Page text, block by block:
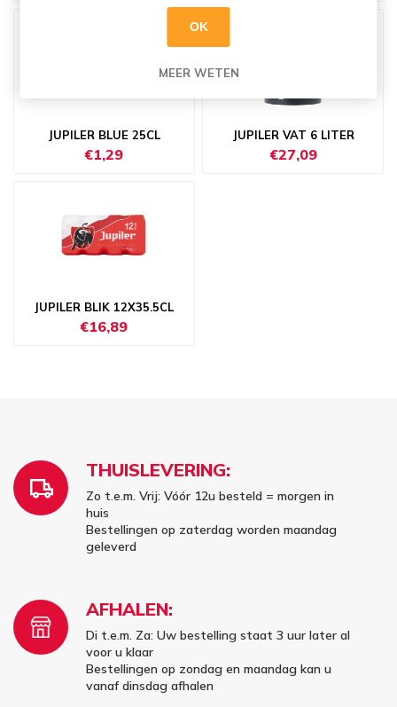
JUPILER BLUE 25CL
€1,29
JUPILER VAT 6 LITER
€27,09
JUPILER BLIK 12X35.5CL
€16,89
THUISLEVERING:
Zo t.e.m. Vrij: Vóór 12u besteld = morgen in
huis
Bestellingen op zaterdag worden maandag
geleverd
AFHALEN:
Di t.e.m. Za: Uw bestelling staat 3 uur later al
voor u klaar
Bestellingen op zondag en maandag kan u
vanaf dinsdag afhalen
OK
MEER WETEN